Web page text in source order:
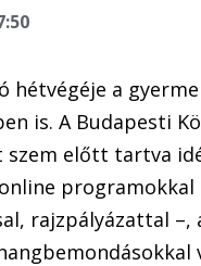
hétvégéje a
is. A Budapesti
szem előtt tartva
rajzpályázattal